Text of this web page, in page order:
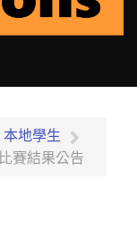
本地學生
賽結果公告